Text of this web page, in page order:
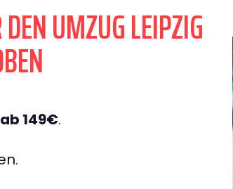
UMZUG LEIPZIG
ab 149€.